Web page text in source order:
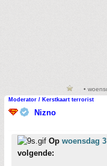
•
Moderator / Kerstkaart terrorist
Nizno
Op woensdag
volgende: